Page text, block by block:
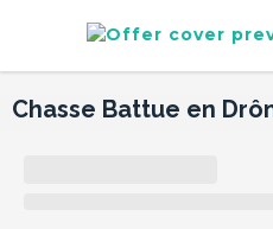
Chasse Battue en